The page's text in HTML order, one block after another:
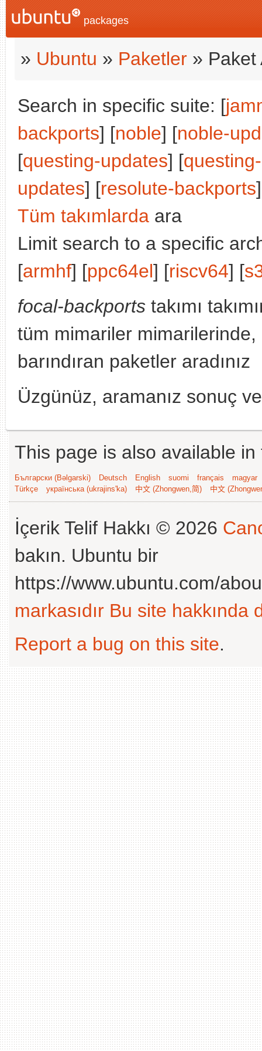
packages
» Ubuntu » Paketler » Paket
Search in specific suite: [
backports] [noble] [noble-
[questing-updates] [
updates] [resolute-backports
Tüm takımlarda ara
Limit search to a specific
[armhf] [ppc64el] [riscv64] [
focal-backports takımı
tüm mimariler
barındıran paketler aradınız
Üzgünüz, aramanız sonuç
This page is also available
Български (Bəlgarski) Deutsch English suomi français
magyar
Türkçe
українська (ukrajins'ka) 中文 (Zhongwen,简) 中文
İçerik Telif Hakkı © 2026
bakın. Ubuntu bir
https://www.ubuntu.com/
markasıdır Bu site hakkında
Report a bug on this site.